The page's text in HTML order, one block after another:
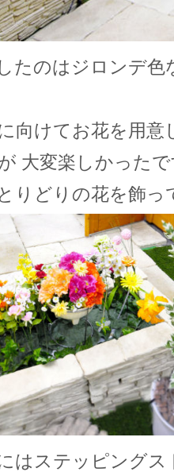
たのはジロンデ
向けてお花を用
大変楽しかった
りどりの花を飾っ
はステッピング